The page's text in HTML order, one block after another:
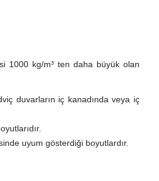
1000 kg/m³ ten daha büyük olan
duvarların iç kanadında veya iç
uyum gösterdiği boyutlardır.